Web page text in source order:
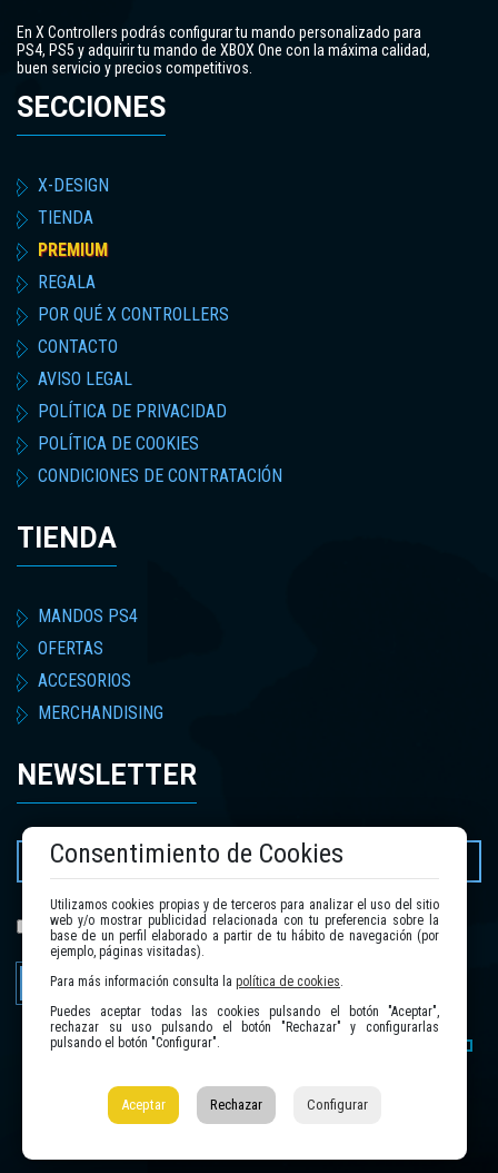
En X Controllers podrás configurar tu mando personalizado para
PS4, PS5 y adquirir tu mando de XBOX One con la máxima calidad,
buen servicio y precios competitivos.
SECCIONES
X-DESIGN
TIENDA
PREMIUM
REGALA
POR QUÉ X CONTROLLERS
CONTACTO
AVISO LEGAL
POLÍTICA DE PRIVACIDAD
POLÍTICA DE COOKIES
CONDICIONES DE CONTRATACIÓN
TIENDA
MANDOS PS4
OFERTAS
ACCESORIOS
MERCHANDISING
NEWSLETTER
He leído y acepto lapolítica de privacidad.
Enviar
Consentimiento de Cookies
Utilizamos cookies propias y de terceros para analizar el uso del sitio
web y/o mostrar publicidad relacionada con tu preferencia sobre la
base de un perfil elaborado a partir de tu hábito de navegación (por
ejemplo, páginas visitadas).
Para más información consulta la política de cookies.
Puedes aceptar todas las cookies pulsando el botón "Aceptar",
rechazar su uso pulsando el botón "Rechazar" y configurarlas
pulsando el botón "Configurar".
Aceptar Rechazar Configurar